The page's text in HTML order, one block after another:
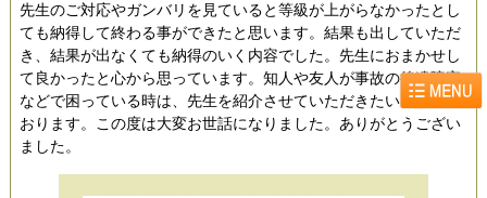
先生のご対応やガンバリを見ていると等級が上がらなかったとし
ても納得して終わる事ができたと思います。結果も出していただ
き、結果が出なくても納得のいく内容でした。先生におまかせし
て良かったと心から思っています。知人や友人が事故の後遺障害
などで困っている時は、先生を紹介させていただきたいと思って
おります。この度は大変お世話になりました。ありがとうござい
ました。